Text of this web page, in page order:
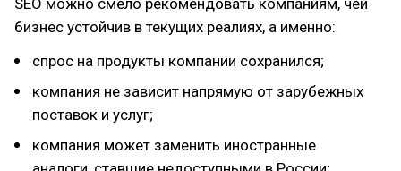
SEO можно смело рекомендовать компаниям, чей
бизнес устойчив в текущих реалиях, а именно:
спрос на продукты компании сохранился;
компания не зависит напрямую от зарубежных
поставок и услуг;
компания может заменить иностранные